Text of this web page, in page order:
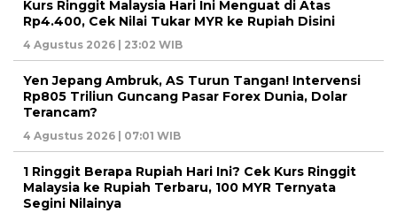
Kurs Ringgit Malaysia Hari Ini Menguat di Atas
Rp4.400, Cek Nilai Tukar MYR ke Rupiah Disini
4 Agustus 2026 | 23:02 WIB
Yen Jepang Ambruk, AS Turun Tangan! Intervensi
Rp805 Triliun Guncang Pasar Forex Dunia, Dolar
Terancam?
4 Agustus 2026 | 07:01 WIB
1 Ringgit Berapa Rupiah Hari Ini? Cek Kurs Ringgit
Malaysia ke Rupiah Terbaru, 100 MYR Ternyata
Segini Nilainya